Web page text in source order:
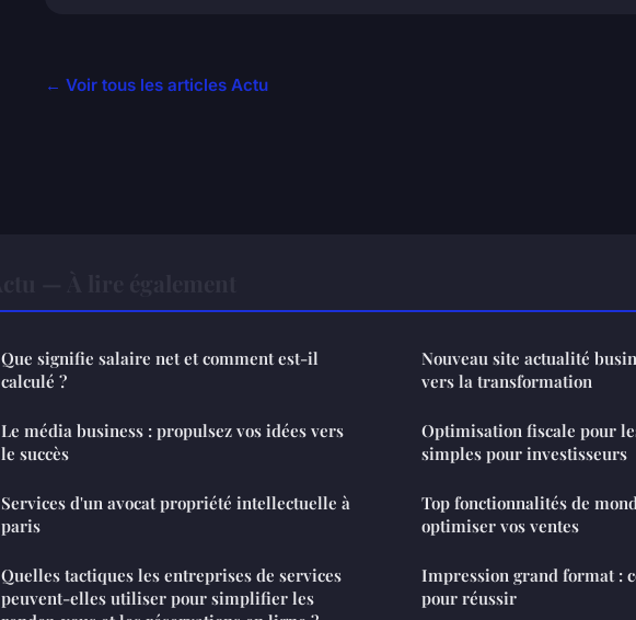
← Voir tous les articles Actu
Que signifie salaire net et comment est-il
calculé ?
Le média business : propulsez vos idées vers
le succès
Services d'un avocat propriété intellectuelle à
paris
Quelles tactiques les entreprises de services
peuvent-elles utiliser pour simplifier les
Nouveau site actualité
vers la transformation
Optimisation fiscale pour
simples pour investisseurs
Top fonctionnalités de
optimiser vos ventes
Impression grand format :
pour réussir